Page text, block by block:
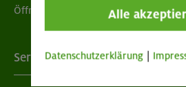
Öffnungszeiten
Services
Alle
Datenschutzerklärung